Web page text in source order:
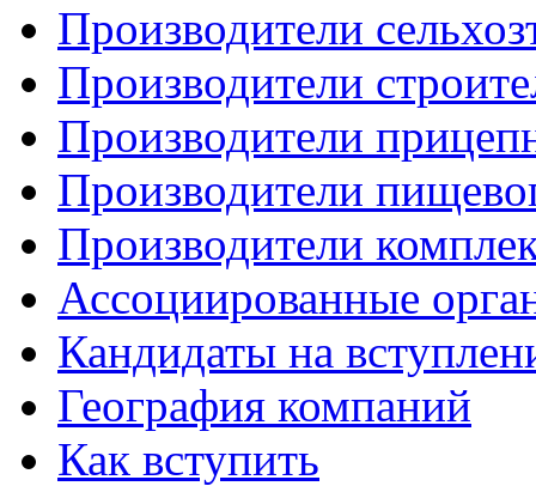
Производители
Производители
Производители
Производители
Производители
Ассоциированные
Кандидаты на
География компаний
Как вступить